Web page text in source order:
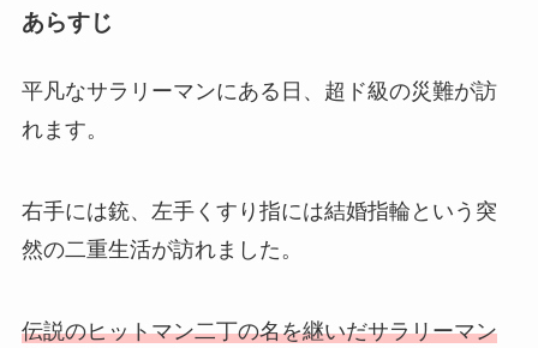
あらすじ
平凡なサラリーマンにある日、超ド級の災難が訪
れます。
右手には銃、左手くすり指には結婚指輪という突
然の二重生活が訪れました。
伝説のヒットマン二丁の名を継いだサラリーマン